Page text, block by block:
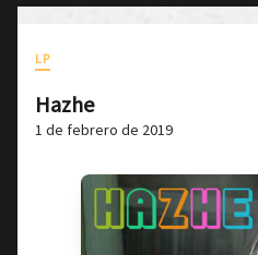
LP
Hazhe
1 de febrero de 2019